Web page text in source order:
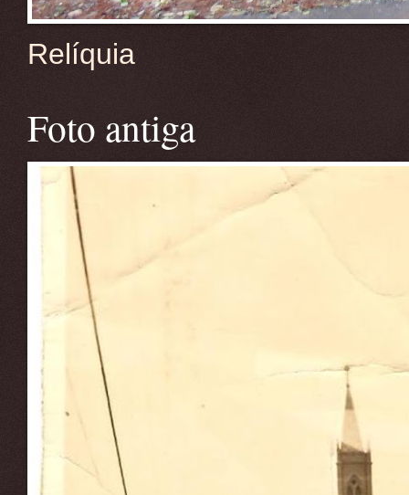
Relíquia
Foto antiga